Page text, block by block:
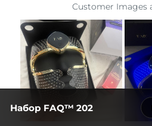
Набор FAQ™ 202